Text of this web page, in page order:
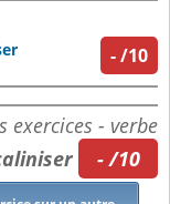
-/10
exercices - verbe
- /10